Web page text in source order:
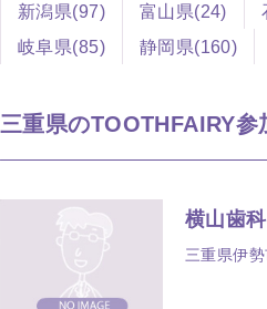
新潟県(97) 富山県(24)
岐阜県(85)
静岡県(160)
三重県のTOOTHFAIRY参
横山歯
三重県伊